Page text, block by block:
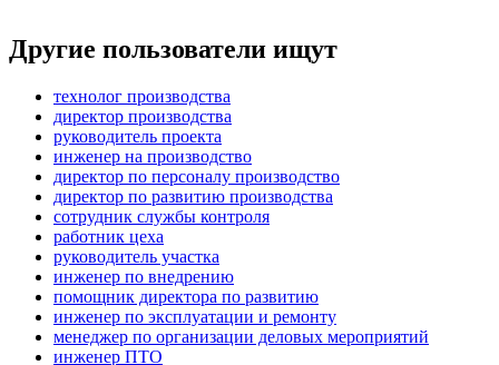
Другие пользователи ищут
технолог производства
директор производства
руководитель проекта
инженер на производство
директор по персоналу производство
директор по развитию производства
сотрудник службы контроля
работник цеха
руководитель участка
инженер по внедрению
помощник директора по развитию
инженер по эксплуатации и ремонту
менеджер по организации деловых мероприятий
инженер ПТО